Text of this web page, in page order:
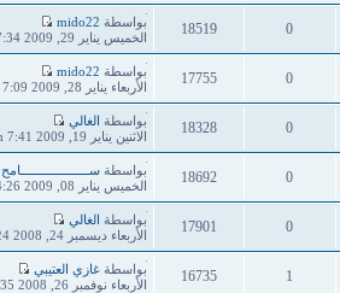
ردود
مشاهدات
0
ردود
18519
مشاهدات
آخر
مشاركة
بواسطة mido22
الخميس يناير 29, 2009 7:34 pm
0
ردود
17755
مشاهدات
آخر
مشاركة
بواسطة mido22
الأربعاء يناير 28, 2009 7:09 am
0
ردود
18328
مشاهدات
آخر
مشاركة
بواسطة الغالي
الاثنين يناير 19, 2009 7:41 pm
0
ردود
18692
مشاهدات
آخر
مشاركة
بواسطةســـــــــــــــــــامح
الخميس يناير 08, 2009 4:26 pm
0
ردود
17901
مشاهدات
آخر
مشاركة
بواسطة الغالي
الأربعاء ديسمبر 24, 2008 4:24 pm
1
16735
آخر
مشاركة
بواسطةغازي العتيبي
الأربعاء نوفمبر 26, 2008 9:35 pm